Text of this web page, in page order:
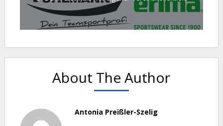
About The Author
Antonia Preißler-Szelig